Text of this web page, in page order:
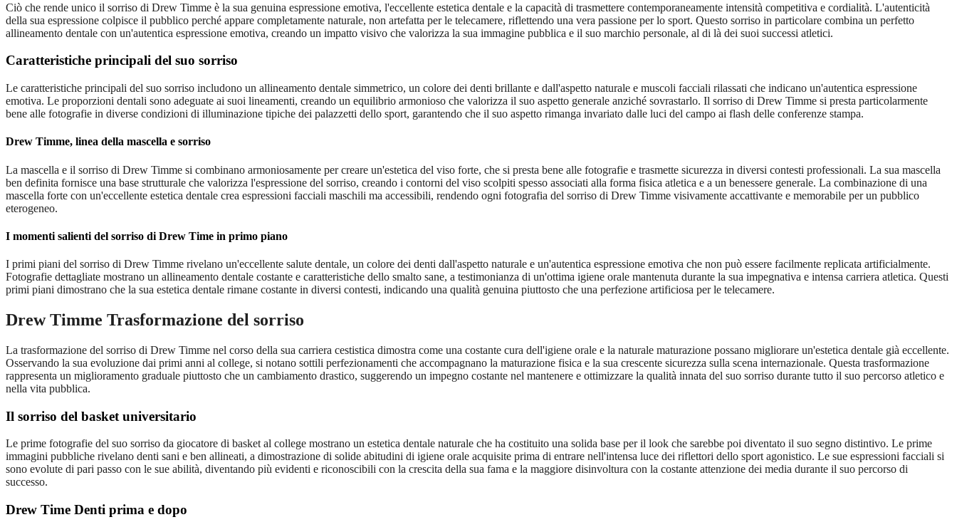
Ciò che rende unico il sorriso di Drew Timme è la sua genuina espressione emotiva, l'eccellente estetica dentale e la capacità di trasmettere contemporaneamente intensità competitiva e cordialità. L'autenticità
della sua espressione colpisce il pubblico perché appare completamente naturale, non artefatta per le telecamere, riflettendo una vera passione per lo sport. Questo sorriso in particolare combina un perfetto
allineamento dentale con un'autentica espressione emotiva, creando un impatto visivo che valorizza la sua immagine pubblica e il suo marchio personale, al di là dei suoi successi atletici.
Caratteristiche principali del suo sorriso
Le caratteristiche principali del suo sorriso includono un allineamento dentale simmetrico, un colore dei denti brillante e dall'aspetto naturale e muscoli facciali rilassati che indicano un'autentica espressione
emotiva. Le proporzioni dentali sono adeguate ai suoi lineamenti, creando un equilibrio armonioso che valorizza il suo aspetto generale anziché sovrastarlo. Il sorriso di Drew Timme si presta particolarmente
bene alle fotografie in diverse condizioni di illuminazione tipiche dei palazzetti dello sport, garantendo che il suo aspetto rimanga invariato dalle luci del campo ai flash delle conferenze stampa.
Drew Timme, linea della mascella e sorriso
La mascella e il sorriso di Drew Timme si combinano armoniosamente per creare un'estetica del viso forte, che si presta bene alle fotografie e trasmette sicurezza in diversi contesti professionali. La sua mascella
ben definita fornisce una base strutturale che valorizza l'espressione del sorriso, creando i contorni del viso scolpiti spesso associati alla forma fisica atletica e a un benessere generale. La combinazione di una
mascella forte con un'eccellente estetica dentale crea espressioni facciali maschili ma accessibili, rendendo ogni fotografia del sorriso di Drew Timme visivamente accattivante e memorabile per un pubblico
eterogeneo.
I momenti salienti del sorriso di Drew Time in primo piano
I primi piani del sorriso di Drew Timme rivelano un'eccellente salute dentale, un colore dei denti dall'aspetto naturale e un'autentica espressione emotiva che non può essere facilmente replicata artificialmente.
Fotografie dettagliate mostrano un allineamento dentale costante e caratteristiche dello smalto sane, a testimonianza di un'ottima igiene orale mantenuta durante la sua impegnativa e intensa carriera atletica. Questi
primi piani dimostrano che la sua estetica dentale rimane costante in diversi contesti, indicando una qualità genuina piuttosto che una perfezione artificiosa per le telecamere.
Drew Timme Trasformazione del sorriso
La trasformazione del sorriso di Drew Timme nel corso della sua carriera cestistica dimostra come una costante cura dell'igiene orale e la naturale maturazione possano migliorare un'estetica dentale già eccellente.
Osservando la sua evoluzione dai primi anni al college, si notano sottili perfezionamenti che accompagnano la maturazione fisica e la sua crescente sicurezza sulla scena internazionale. Questa trasformazione
rappresenta un miglioramento graduale piuttosto che un cambiamento drastico, suggerendo un impegno costante nel mantenere e ottimizzare la qualità innata del suo sorriso durante tutto il suo percorso atletico e
nella vita pubblica.
Il sorriso del basket universitario
Le prime fotografie del suo sorriso da giocatore di basket al college mostrano un estetica dentale naturale che ha costituito una solida base per il look che sarebbe poi diventato il suo segno distintivo. Le prime
immagini pubbliche rivelano denti sani e ben allineati, a dimostrazione di solide abitudini di igiene orale acquisite prima di entrare nell'intensa luce dei riflettori dello sport agonistico. Le sue espressioni facciali si
sono evolute di pari passo con le sue abilità, diventando più evidenti e riconoscibili con la crescita della sua fama e la maggiore disinvoltura con la costante attenzione dei media durante il suo percorso di
successo.
Drew Time Denti prima e dopo